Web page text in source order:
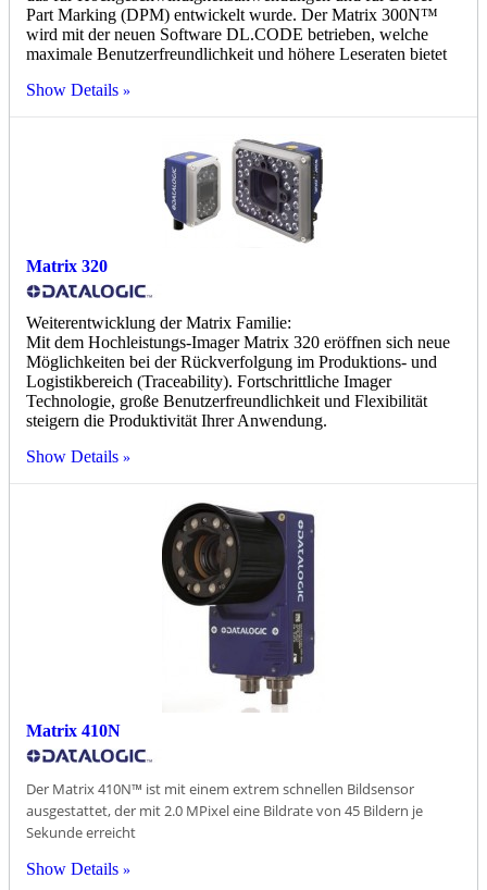
Part Marking (DPM) entwickelt wurde. Der Matrix 300N™
wird mit der neuen Software DL.CODE betrieben, welche
maximale Benutzerfreundlichkeit und höhere Leseraten bietet
Show Details
Matrix 320
Weiterentwicklung der Matrix Familie:
Mit dem Hochleistungs-Imager Matrix 320 eröffnen sich neue
Möglichkeiten bei der Rückverfolgung im Produktions- und
Logistikbereich (Traceability). Fortschrittliche Imager
Technologie, große Benutzerfreundlichkeit und Flexibilität
steigern die Produktivität Ihrer Anwendung.
Show Details
Matrix 410N
Der Matrix 410N™ ist mit einem extrem schnellen Bildsensor
ausgestattet, der mit 2.0 MPixel eine Bildrate von 45 Bildern je
Sekunde erreicht
Show Details